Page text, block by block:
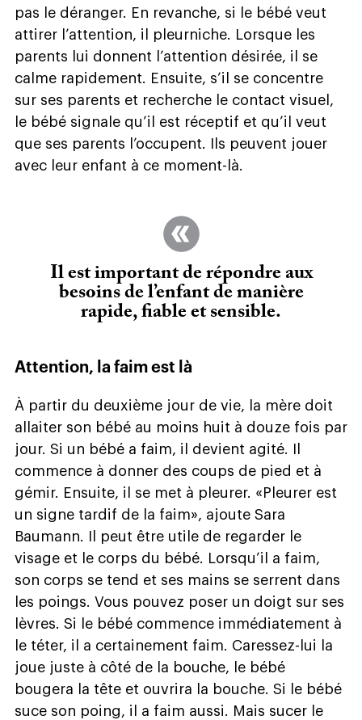
pas le déranger. En revanche, si le bébé veut
attirer l’attention, il pleurniche. Lorsque les
parents lui donnent l’attention désirée, il se
calme rapidement. Ensuite, s’il se concentre
sur ses parents et recherche le contact visuel,
le bébé signale qu’il est réceptif et qu’il veut
que ses parents l’occupent. Ils peuvent jouer
avec leur enfant à ce moment-là.
Il est important de répondre aux
besoins de l’enfant de manière
rapide, fiable et sensible.
Attention, la faim est là
À partir du deuxième jour de vie, la mère doit
allaiter son bébé au moins huit à douze fois par
jour. Si un bébé a faim, il devient agité. Il
commence à donner des coups de pied et à
gémir. Ensuite, il se met à pleurer. «Pleurer est
un signe tardif de la faim», ajoute Sara
Baumann. Il peut être utile de regarder le
visage et le corps du bébé. Lorsqu’il a faim,
son corps se tend et ses mains se serrent dans
les poings. Vous pouvez poser un doigt sur ses
lèvres. Si le bébé commence immédiatement à
le téter, il a certainement faim. Caressez-lui la
joue juste à côté de la bouche, le bébé
bougera la tête et ouvrira la bouche. Si le bébé
suce son poing, il a faim aussi. Mais sucer le